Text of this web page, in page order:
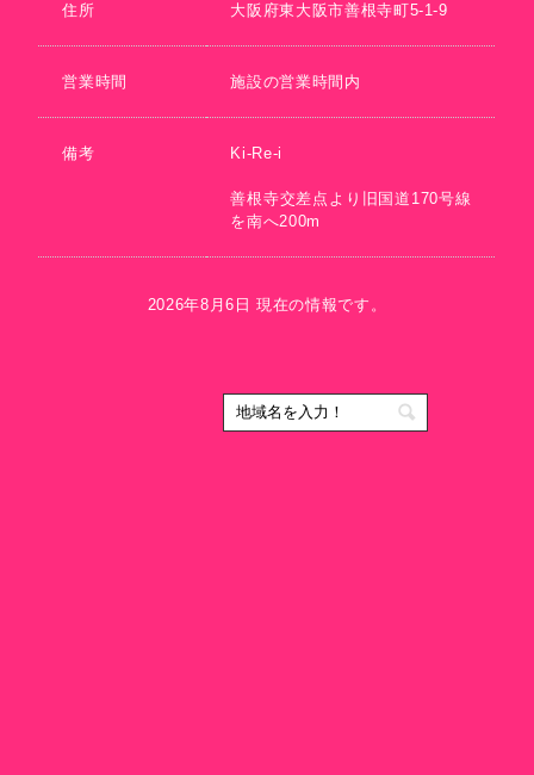
住所 大阪府東大阪市善根寺町5-1-9
営業時間 施設の営業時間内
備考 Ki-Re-i
善根寺交差点より旧国道170号線
を南へ200m
2026年8月6日 現在の情報です。